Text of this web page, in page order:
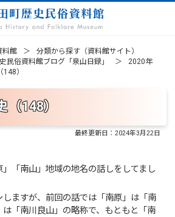
料館
分類から探す（資料館サイト）
民俗資料館ブログ「泉山日録」
2020年
）
（148）
最終更新日：2024年3月22日
「南山」地域の地名の話しをしてまし
ますが、前回の話では「南原」は「南
「南川良山」の略称で、もともと「南